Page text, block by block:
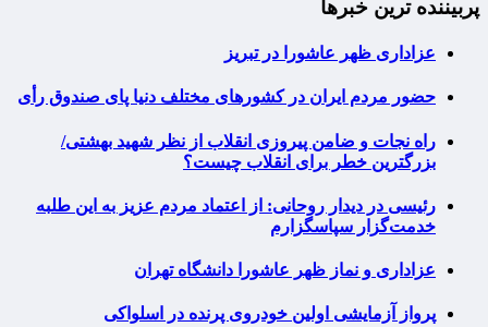
پربیننده ترین خبرها
عزاداری ظهر عاشورا در تبریز
حضور مردم ایران در کشورهای مختلف دنیا پای صندوق رأی
راه نجات و ضامن پیروزی انقلاب از نظر شهید بهشتی/
بزرگترین خطر برای انقلاب چیست؟
رئیسی در دیدار روحانی: از اعتماد مردم عزیز به این طلبه
خدمت‌گزار سپاسگزارم
عزاداری و نماز ظهر عاشورا دانشگاه تهران
پرواز آزمایشی اولین خودروی پرنده در اسلواکی